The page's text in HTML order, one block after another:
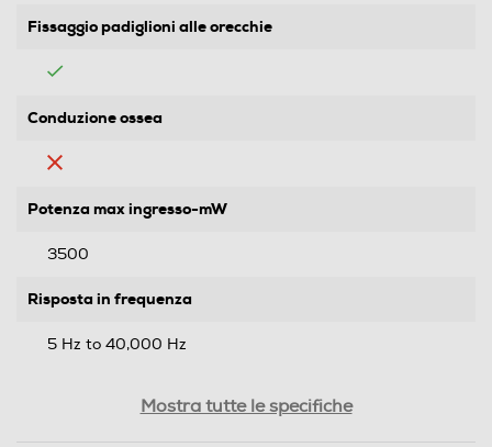
Fissaggio padiglioni alle orecchie
Conduzione ossea
Potenza max ingresso-mW
3500
Risposta in frequenza
5 Hz to 40,000 Hz
Mostra tutte le specifiche